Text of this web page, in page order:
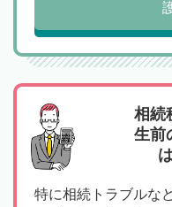
相続
生前
特に相続トラブルな